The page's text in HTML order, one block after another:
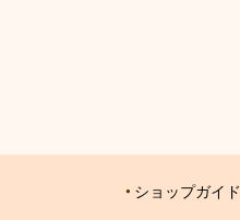
ショップガイド